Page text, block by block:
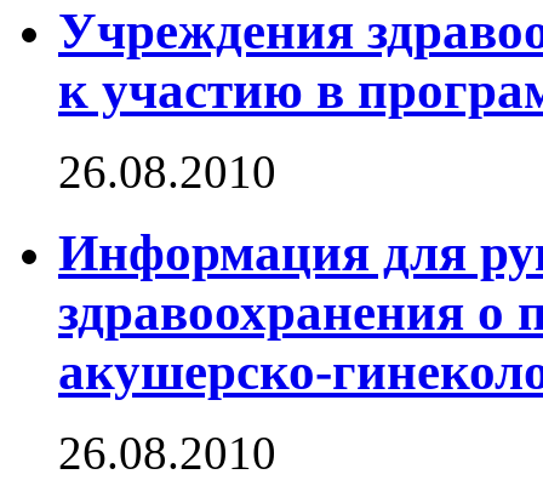
Учреждения
к участию в
26.08.2010
Информация для
здравоохранения о
акушерско-
26.08.2010